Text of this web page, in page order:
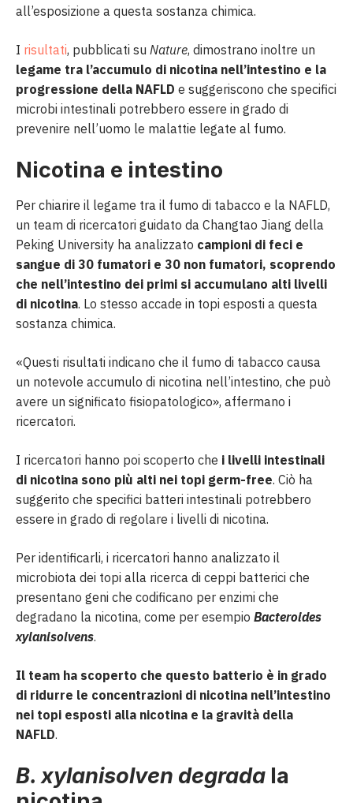
all’esposizione a questa sostanza chimica.
I risultati, pubblicati su Nature, dimostrano inoltre un
legame tra l’accumulo di nicotina nell’intestino e la
progressione della NAFLD e suggeriscono che specifici
microbi intestinali potrebbero essere in grado di
prevenire nell’uomo le malattie legate al fumo.
Nicotina e intestino
Per chiarire il legame tra il fumo di tabacco e la NAFLD,
un team di ricercatori guidato da Changtao Jiang della
Peking University ha analizzato campioni di feci e
sangue di 30 fumatori e 30 non fumatori, scoprendo
che nell’intestino dei primi si accumulano alti livelli
di nicotina. Lo stesso accade in topi esposti a questa
sostanza chimica.
«Questi risultati indicano che il fumo di tabacco causa
un notevole accumulo di nicotina nell’intestino, che può
avere un significato fisiopatologico», affermano i
ricercatori.
I ricercatori hanno poi scoperto che i livelli intestinali
di nicotina sono più alti nei topi germ-free. Ciò ha
suggerito che specifici batteri intestinali potrebbero
essere in grado di regolare i livelli di nicotina.
Per identificarli, i ricercatori hanno analizzato il
microbiota dei topi alla ricerca di ceppi batterici che
presentano geni che codificano per enzimi che
degradano la nicotina, come per esempio Bacteroides
xylanisolvens.
Il team ha scoperto che questo batterio è in grado
di ridurre le concentrazioni di nicotina nell’intestino
nei topi esposti alla nicotina e la gravità della
NAFLD.
B. xylanisolven degrada la